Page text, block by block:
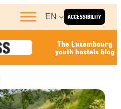
ACCESSIBILITY
EN
The Luxembourg
youth hostels blog